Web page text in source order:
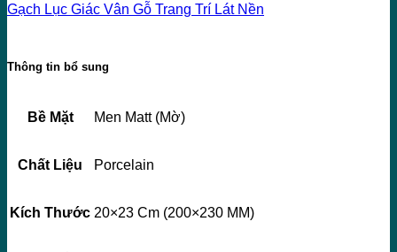
Gạch Lục Giác Vân Gỗ Trang Trí Lát Nền
Thông tin bổ sung
Bề Mặt Men Matt (Mờ)
Chất Liệu Porcelain
Kích Thước 20×23 Cm (200×230 MM)